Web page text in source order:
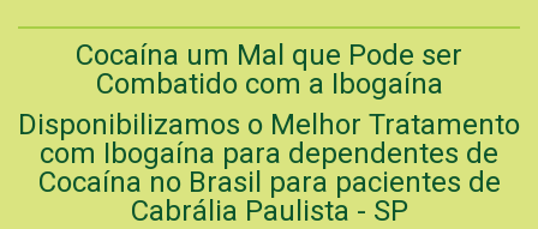
Cocaína um Mal que Pode ser
Combatido com a Ibogaína
Disponibilizamos o Melhor Tratamento
com Ibogaína para dependentes de
Cocaína no Brasil para pacientes de
Cabrália Paulista - SP